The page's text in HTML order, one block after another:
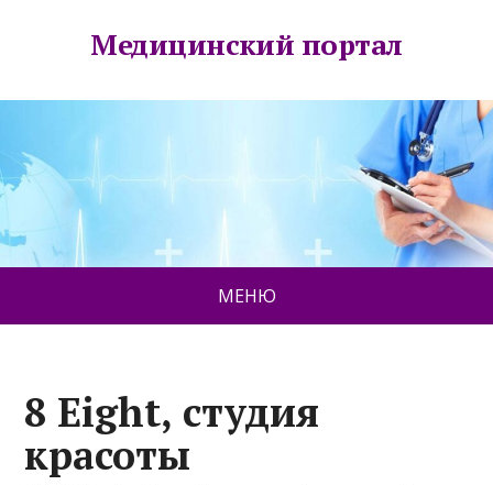
Медицинский портал
МЕНЮ
8 Eight, студия
красоты